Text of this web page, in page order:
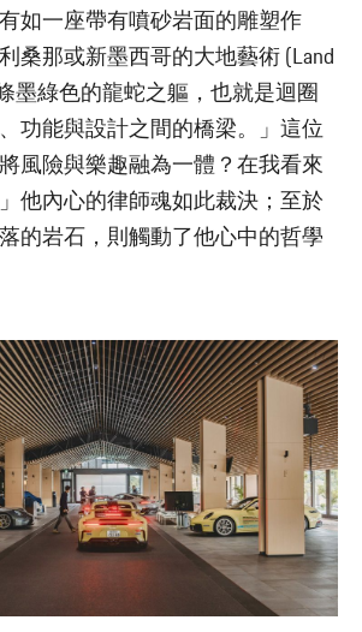
如一座帶有噴砂岩面的雕塑作
桑那或新墨西哥的大地藝術 (Land
墨綠色的龍蛇之軀，也就是迴圈
功能與設計之間的橋梁。」這位
風險與樂趣融為一體？在我看來
他內心的律師魂如此裁決；至於
的岩石，則觸動了他心中的哲學